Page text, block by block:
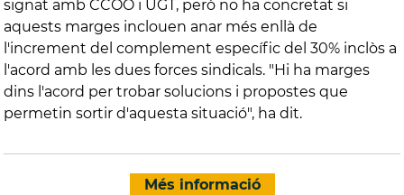
signat amb CCOO i UGT, però no ha concretat si
aquests marges inclouen anar més enllà de
l'increment del complement específic del 30% inclòs a
l'acord amb les dues forces sindicals. "Hi ha marges
dins l'acord per trobar solucions i propostes que
permetin sortir d'aquesta situació", ha dit.
Més informació